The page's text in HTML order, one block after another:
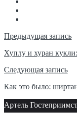
Навигация
по
записям
Предыдущая запись
Хуплу и хуран
Следующая запись
Как это было:
Артель